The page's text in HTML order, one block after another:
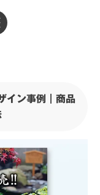
イン事例｜商品